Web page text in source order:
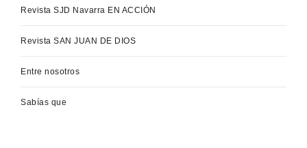
Revista SJD Navarra EN ACCIÓN
Revista SAN JUAN DE DIOS
Entre nosotros
Sabías que